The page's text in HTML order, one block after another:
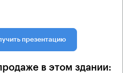
презентацию
в этом здании: